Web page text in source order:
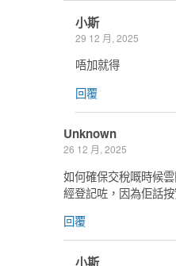
小斯
29 12 月, 2025
唔加就得
回覆
Unknown
26 12 月, 2025
如何確保交稅嘅時候
經登記咗，因為佢話
回覆
小斯